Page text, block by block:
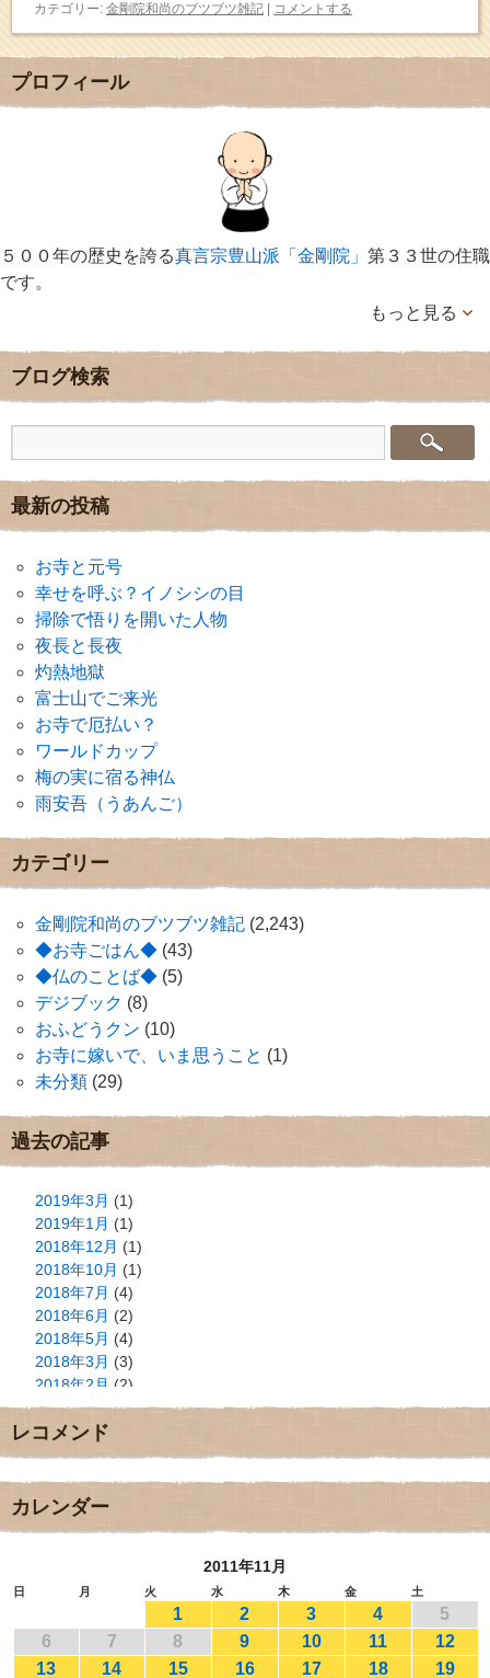
カテゴリー: 金剛院和尚のブツブツ雑記 | コメントする
プロフィール
５００年の歴史を誇る真言宗豊山派「金剛院」 第３３世の住職
です。
もっと見る
ブログ検索
最新の投稿
お寺と元号
幸せを呼ぶ？イノシシの目
掃除で悟りを開いた人物
夜長と長夜
灼熱地獄
富士山でご来光
お寺で厄払い？
ワールドカップ
梅の実に宿る神仏
雨安吾（うあんご）
カテゴリー
金剛院和尚のブツブツ雑記 (2,243)
◆お寺ごはん◆ (43)
◆仏のことば◆ (5)
デジブック (8)
おふどうクン (10)
お寺に嫁いで、いま思うこと (1)
未分類 (29)
過去の記事
2019年3月 (1)
2019年1月 (1)
2018年12月 (1)
2018年10月 (1)
2018年7月 (4)
2018年6月 (2)
2018年5月 (4)
2018年3月 (3)
2018年2月 (2)
2018年1月(2)
2017年12月
2017年11月(3)
2017年9月
2017年8月
2017年5月
2017年3月(1)
2017年2月(1)
レコメンド
カレンダー
2011年11月
日 月 火 水 木 金 土
1 2 3 4
5
6
7 8 9 10 11
12
13
14 15 16 17 18 19